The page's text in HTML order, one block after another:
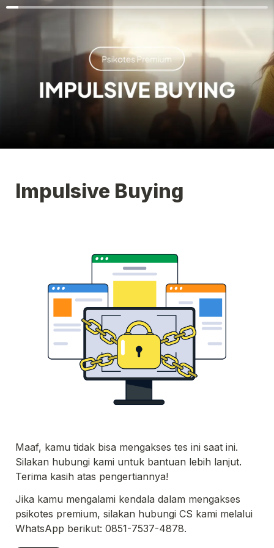
Impulsive Buying
Maaf, kamu tidak bisa mengakses tes ini saat ini.
Silakan hubungi kami untuk bantuan lebih lanjut.
Terima kasih atas pengertiannya!
Jika kamu mengalami kendala dalam mengakses
psikotes premium, silakan hubungi CS kami melalui